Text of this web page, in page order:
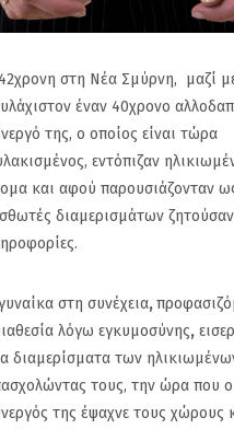
στη Νέα Σμύρνη, μαζί
έναν 40χρονο
της, ο οποίος είναι τώρα
εντόπιζαν
και αφού παρουσιάζονταν
διαμερισμάτων ζητούσαν
στη συνέχεια,
λόγω εγκυμοσύνης,
διαμερίσματα των
τους, την ώρα που ο
της έψαχνε τους χώρους